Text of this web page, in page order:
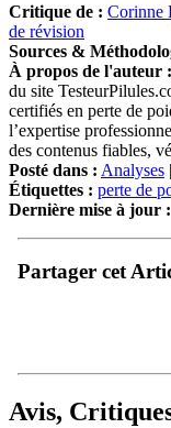
Critique de : Corinne
de révision
Sources &
À propos de l'auteur :
du site
certifiés en perte de
l’expertise
des contenus fiables,
Posté dans : Analyses |
Étiquettes : perte de
Dernière mise à jour :
Partager cet
Avis,